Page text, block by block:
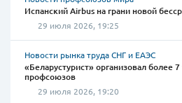
Испанский Airbus на грани новой
29 июля 2026, 19:25
Новости рынка труда СНГ и ЕАЭС
«Беларустурист» организовал более
профсоюзов
29 июля 2026, 19:20